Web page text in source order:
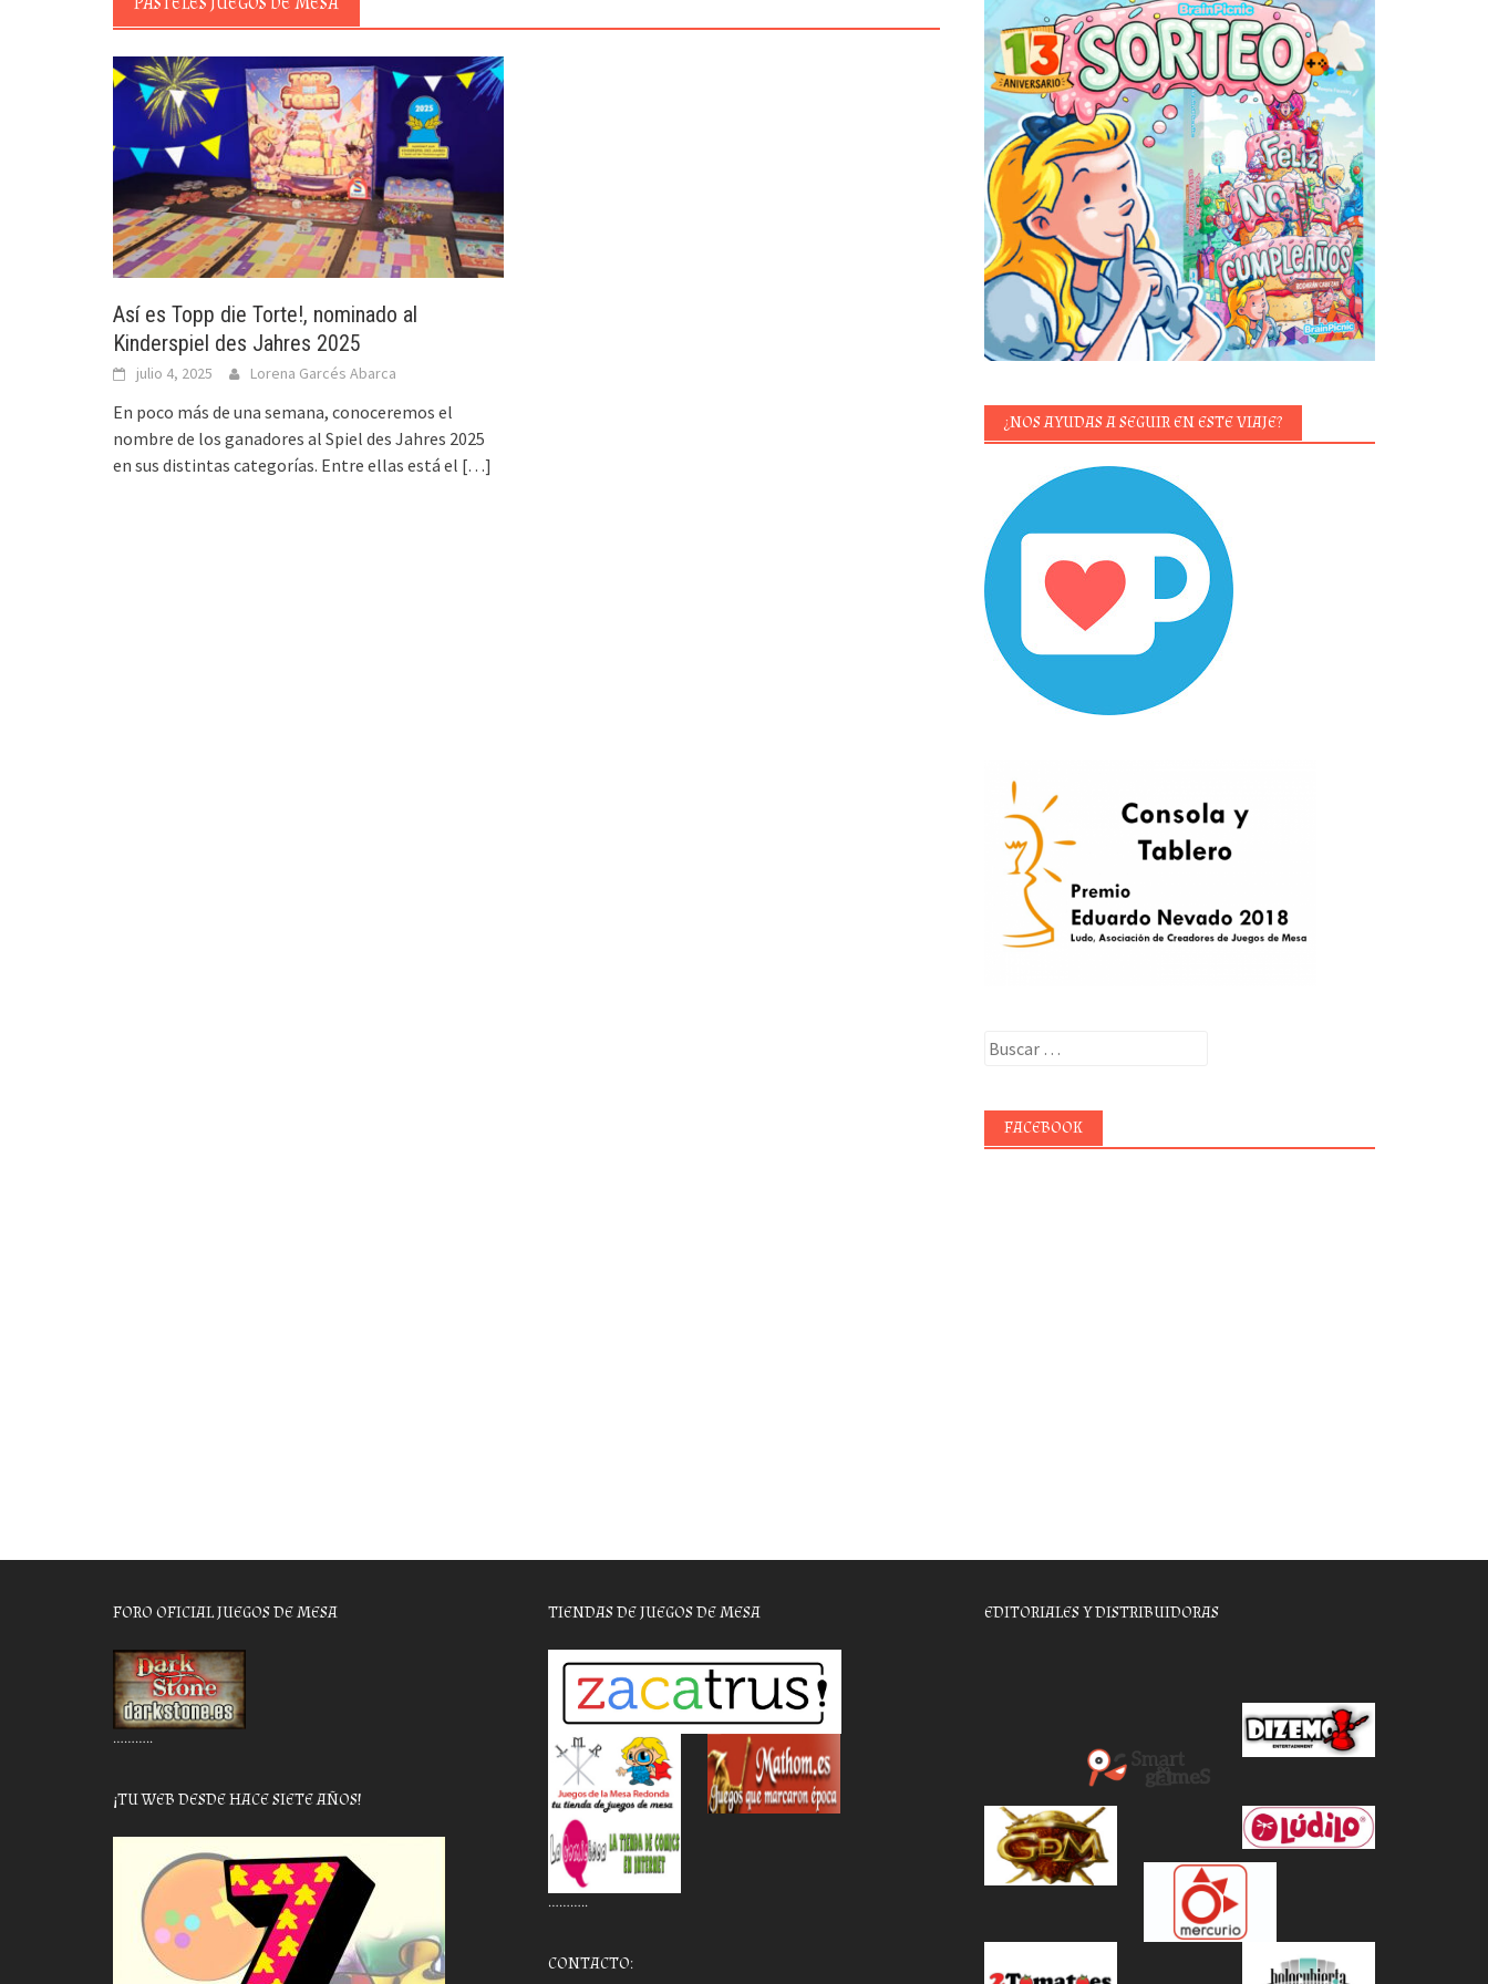
Así es Topp die Torte!, nominado al
Kinderspiel des Jahres 2025
julio 4, 2025 Lorena Garcés Abarca
En poco más de una semana, conoceremos el
nombre de los ganadores al Spiel des Jahres 2025
en sus distintas categorías. Entre ellas está el […]
¿NOS AYUDAS A SEGUIR EN ESTE VIAJE?
Buscar:
FACEBOOK
FORO OFICIAL JUEGOS DE MESA
………..
¡TU WEB DESDE HACE SIETE AÑOS!
TIENDAS DE JUEGOS DE MESA
………..
CONTACTO:
EDITORIALES Y DISTRIBUIDORAS